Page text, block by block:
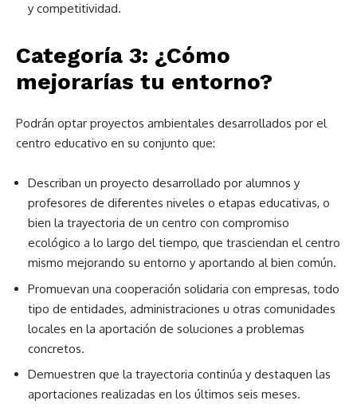
y competitividad.
Categoría 3: ¿Cómo
mejorarías tu entorno?
Podrán optar proyectos ambientales desarrollados por el
centro educativo en su conjunto que:
Describan un proyecto desarrollado por alumnos y
profesores de diferentes niveles o etapas educativas, o
bien la trayectoria de un centro con compromiso
ecológico a lo largo del tiempo, que trasciendan el centro
mismo mejorando su entorno y aportando al bien común.
Promuevan una cooperación solidaria con empresas, todo
tipo de entidades, administraciones u otras comunidades
locales en la aportación de soluciones a problemas
concretos.
Demuestren que la trayectoria continúa y destaquen las
aportaciones realizadas en los últimos seis meses.